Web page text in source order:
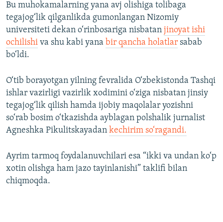
Bu muhokamalarning yana avj olishiga tolibaga
tegajog‘lik qilganlikda gumonlangan Nizomiy
universiteti dekan o‘rinbosariga nisbatan jinoyat ishi
ochilishi va shu kabi yana bir qancha holatlar sabab
bo‘ldi.
O‘tib borayotgan yilning fevralida O‘zbekistonda Tashqi
ishlar vazirligi vazirlik xodimini o‘ziga nisbatan jinsiy
tegajog‘lik qilish hamda ijobiy maqolalar yozishni
so‘rab bosim o‘tkazishda ayblagan polshalik jurnalist
Agneshka Pikulitskayadan kechirim so‘ragandi.
Ayrim tarmoq foydalanuvchilari esa “ikki va undan ko‘p
xotin olishga ham jazo tayinlanishi” taklifi bilan
chiqmoqda.